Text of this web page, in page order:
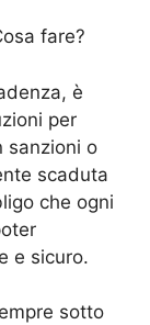
fare?
è
per
sanzioni o
scaduta
che ogni
e sicuro.
sotto